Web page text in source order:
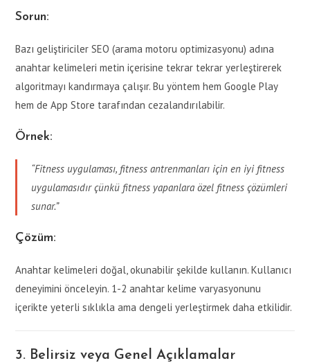
Sorun:
Bazı geliştiriciler SEO (arama motoru optimizasyonu) adına
anahtar kelimeleri metin içerisine tekrar tekrar yerleştirerek
algoritmayı kandırmaya çalışır. Bu yöntem hem Google Play
hem de App Store tarafından cezalandırılabilir.
Örnek:
“Fitness uygulaması, fitness antrenmanları için en iyi fitness
uygulamasıdır çünkü fitness yapanlara özel fitness çözümleri
sunar.”
Çözüm:
Anahtar kelimeleri doğal, okunabilir şekilde kullanın. Kullanıcı
deneyimini önceleyin. 1-2 anahtar kelime varyasyonunu
içerikte yeterli sıklıkla ama dengeli yerleştirmek daha etkilidir.
3. Belirsiz veya Genel Açıklamalar